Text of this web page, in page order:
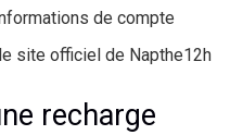
de compte
site officiel de Napthe12h
recharge